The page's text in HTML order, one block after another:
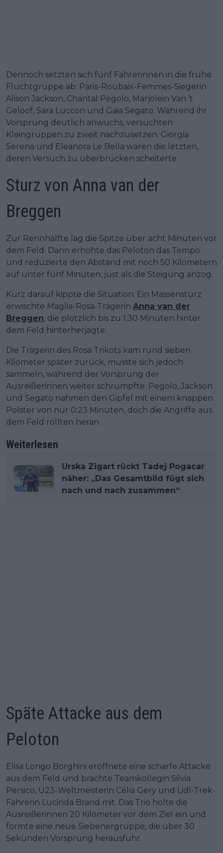
Dennoch setzten sich fünf Fahrerinnen in die frühe
Fluchtgruppe ab: Paris-Roubaix-Femmes-Siegerin
Alison Jackson, Chantal Pegolo, Marjolein Van ’t
Geloof, Sara Luccon und Gaia Segato. Während ihr
Vorsprung deutlich anwuchs, versuchten
Kleingruppen zu zweit nachzusetzen. Giorgia
Serena und Eleanora Le Bella waren die letzten,
deren Versuch zu überbrücken scheiterte.
Sturz von Anna van der
Breggen
Zur Rennhälfte lag die Spitze über acht Minuten vor
dem Feld. Dann erhöhte das Peloton das Tempo
und reduzierte den Abstand mit noch 50 Kilometern
auf unter fünf Minuten, just als die Steigung anzog.
Kurz darauf kippte die Situation: Ein Massensturz
erwischte Maglia-Rosa-Trägerin Anna van der
Breggen, die plötzlich bis zu 1:30 Minuten hinter
dem Feld hinterherjagte.
Die Trägerin des Rosa Trikots kam rund sieben
Kilometer später zurück, musste sich jedoch
sammeln, während der Vorsprung der
Ausreißerinnen weiter schrumpfte. Pegolo, Jackson
und Segato nahmen den Gipfel mit einem knappen
Polster von nur 0:23 Minuten, doch die Angriffe aus
dem Feld rollten heran.
Weiterlesen
Urska Zigart rückt Tadej Pogacar
näher: „Das Gesamtbild fügt sich
nach und nach zusammen“
Späte Attacke aus dem
Peloton
Elisa Longo Borghini eröffnete eine scharfe Attacke
aus dem Feld und brachte Teamkollegin Silvia
Persico, U23-Weltmeisterin Célia Gery und Lidl-Trek-
Fahrerin Lucinda Brand mit. Das Trio holte die
Ausreißerinnen 20 Kilometer vor dem Ziel ein und
formte eine neue Siebenergruppe, die über 30
Sekunden Vorsprung herausfuhr.